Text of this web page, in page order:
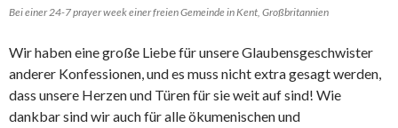
Bei einer 24-7 prayer week einer freien Gemeinde in Kent, Großbritannien
Wir haben eine große Liebe für unsere Glaubensgeschwister
anderer Konfessionen, und es muss nicht extra gesagt werden,
dass unsere Herzen und Türen für sie weit auf sind! Wie
dankbar sind wir auch für alle ökumenischen und